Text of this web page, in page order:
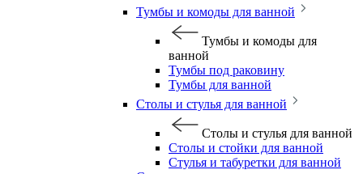
Тумбы и комоды для ванной
Тумбы и комоды для
ванной
Тумбы под раковину
Тумбы для ванной
Столы и стулья для ванной
Столы и стулья для ванной
Столы и стойки для ванной
Стулья и табуретки для ванной